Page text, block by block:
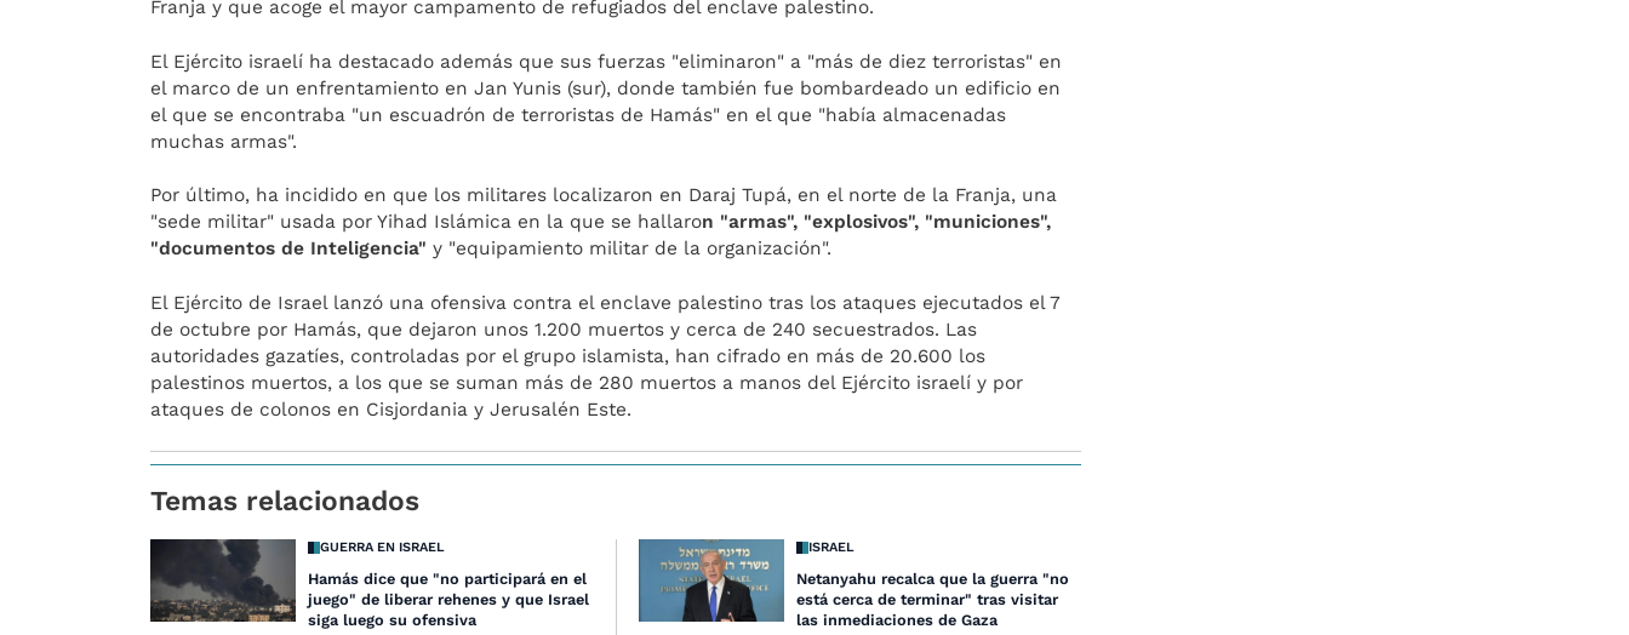
Franja y que acoge el mayor campamento de refugiados del enclave palestino.
El Ejército israelí ha destacado además que sus fuerzas "eliminaron" a "más de diez terroristas" en
el marco de un enfrentamiento en Jan Yunis (sur), donde también fue bombardeado un edificio en
el que se encontraba "un escuadrón de terroristas de Hamás" en el que "había almacenadas
muchas armas".
Por último, ha incidido en que los militares localizaron en Daraj Tupá, en el norte de la Franja, una
"sede militar" usada por Yihad Islámica en la que se hallaron "armas", "explosivos", "municiones",
"documentos de Inteligencia" y "equipamiento militar de la organización".
El Ejército de Israel lanzó una ofensiva contra el enclave palestino tras los ataques ejecutados el 7
de octubre por Hamás, que dejaron unos 1.200 muertos y cerca de 240 secuestrados. Las
autoridades gazatíes, controladas por el grupo islamista, han cifrado en más de 20.600 los
palestinos muertos, a los que se suman más de 280 muertos a manos del Ejército israelí y por
ataques de colonos en Cisjordania y Jerusalén Este.
Temas relacionados
GUERRA EN ISRAEL
Hamás dice que "no participará en el
juego" de liberar rehenes y que Israel
siga luego su ofensiva
ISRAEL
Netanyahu recalca que la guerra "no
está cerca de terminar" tras visitar
las inmediaciones de Gaza